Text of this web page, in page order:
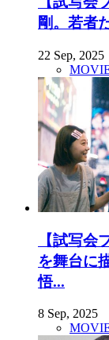
剛。若者
22 Sep, 2025
【試写会
を舞台に
悟...
8 Sep, 2025